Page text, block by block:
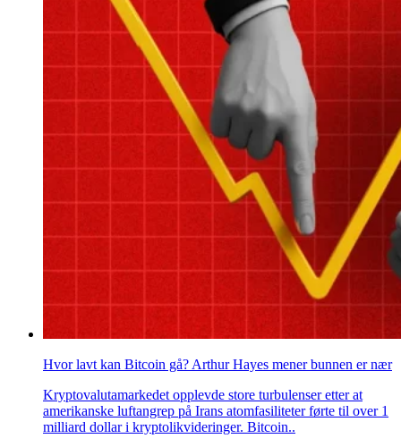
Hvor lavt kan Bitcoin gå? Arthur Hayes mener bunnen er nær
Kryptovalutamarkedet opplevde store turbulenser etter at
amerikanske luftangrep på Irans atomfasiliteter førte til over 1
milliard dollar i kryptolikvideringer. Bitcoin..